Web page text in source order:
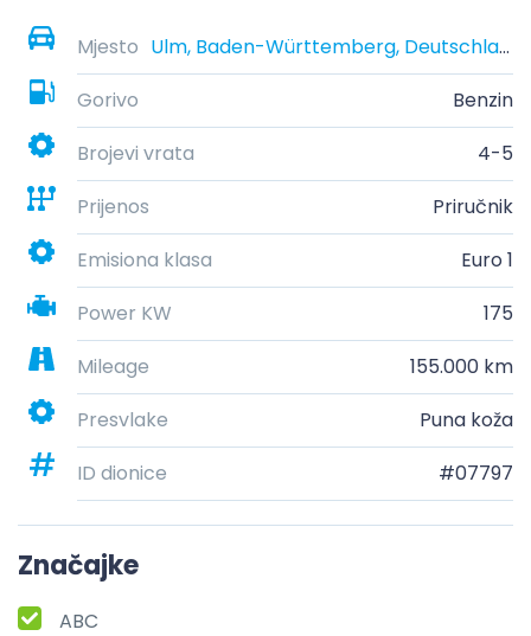
Mjesto
Ulm, Baden-Württemberg, Deutschland
Gorivo
Benzin
Brojevi vrata
4-5
Prijenos
Priručnik
Emisiona klasa
Euro 1
Power KW
175
Mileage
155.000 km
Presvlake
Puna koža
ID dionice
#07797
Značajke
ABC